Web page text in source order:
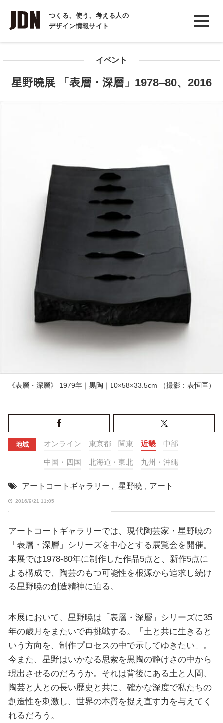
つくる、使う、考える人の
デザイン情報サイト
INTERVIEW
インタビュー
イベント
星野曉展 「表層・深層」1978‒80、2016
《表層・深層》 1979年｜黒陶｜10×58×33.5cm （撮影：表恒匡）
地域 オンライン 東京都 関東 近畿 中部
中国・四国 北海道・東北 九州・沖縄
アートコートギャラリー , 星野曉 , アート
2016/9/21 11:05
アートコートギャラリーでは、現代陶芸家・星野暁の
「表層・深層」シリーズを中心とする展覧会を開催。
本展では1978-80年に制作した作品5点と、新作5点に
よる構成で、陶芸のもつ可能性を根源から追求し続け
る星野暁の創造精神に迫る。
本展において、星野暁は「表層・深層」シリーズに35
年の歳月をまたいで再挑戦する。「土と共に生きると
いう方向を、制作プロセスの中で示してゆきたい」。
今また、星野はいかなる思索を黒陶の静けさの中から
現出させるのだろうか。それは背後にある土と人間、
陶芸と人との長い歴史と共に、確かな深度で私たちの
創造性を刺激し、世界の本質を捉え直す力を与えてく
れるだろう。